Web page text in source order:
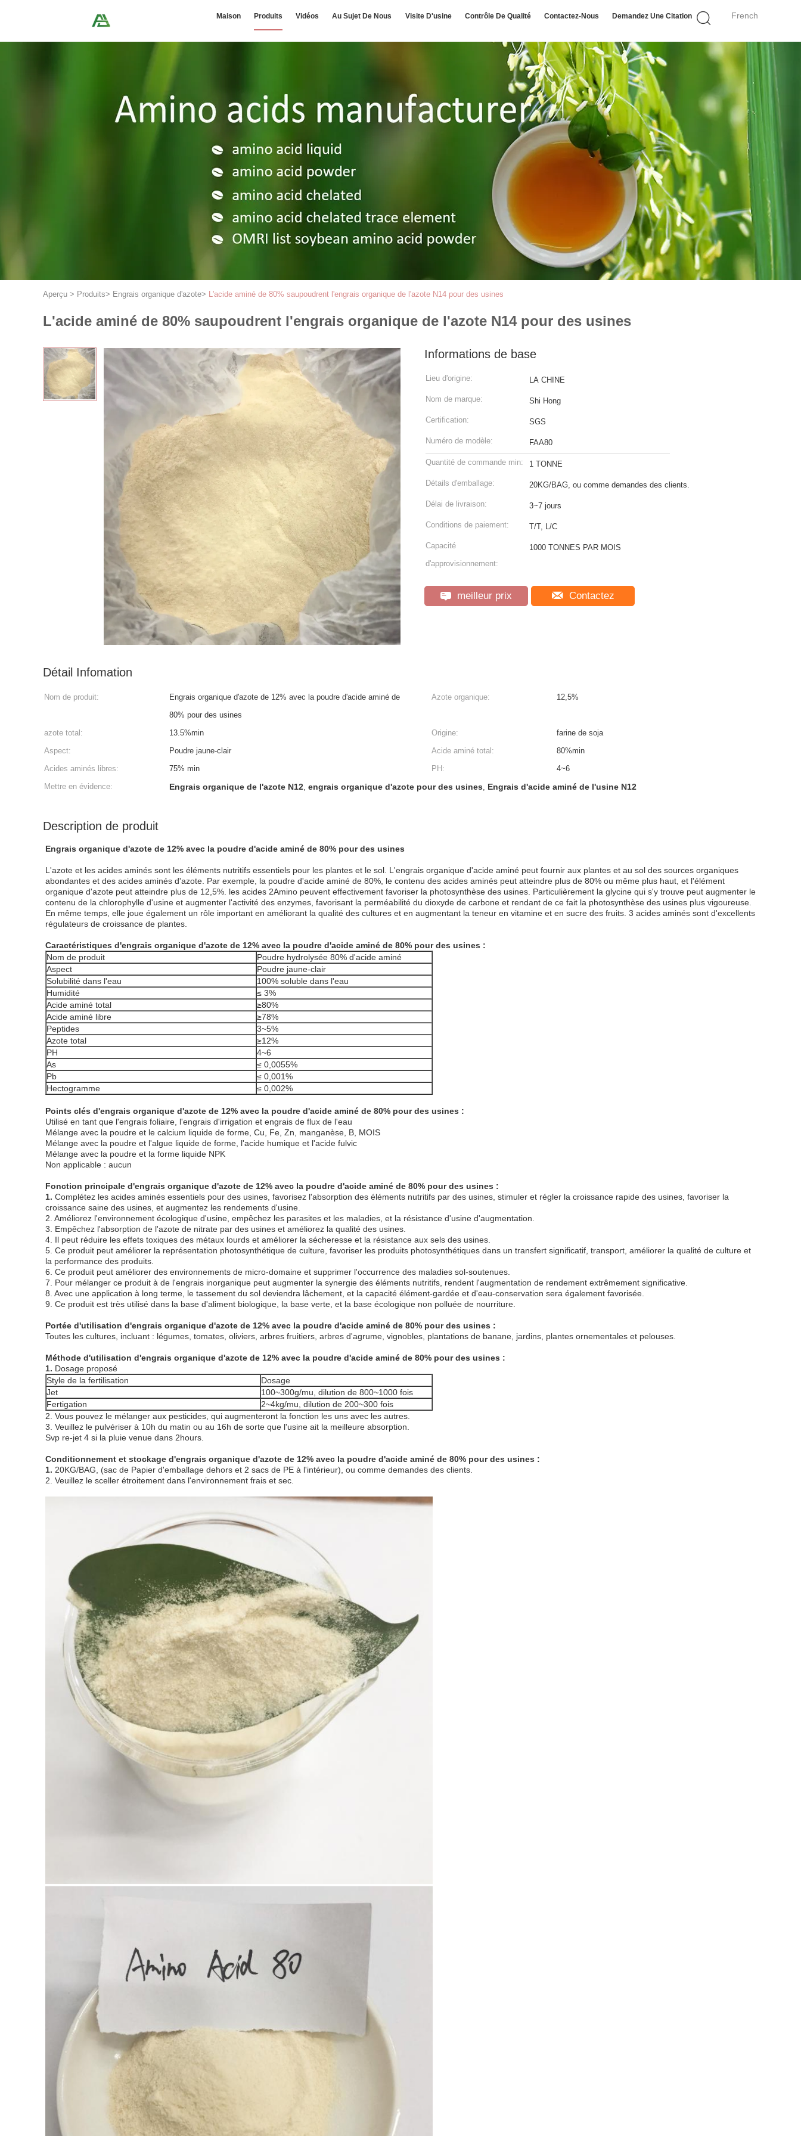
French
Maison Produits Vidéos Au Sujet De Nous Visite D'usine Contrôle De Qualité Contactez-Nous Demandez Une Citation
Aperçu > Produits> Engrais organique d'azote> L'acide aminé de 80% saupoudrent l'engrais organique de l'azote N14 pour des usines
L'acide aminé de 80% saupoudrent l'engrais organique de l'azote N14 pour des usines
Informations de base
Lieu d'origine: LA CHINE
Nom de marque: Shi Hong
Certification: SGS
Numéro de modèle: FAA80
Quantité de commande min: 1 TONNE
Détails d'emballage: 20KG/BAG, ou comme demandes des clients.
Délai de livraison: 3~7 jours
Conditions de paiement: T/T, L/C
Capacité
d'approvisionnement:
1000 TONNES PAR MOIS
meilleur prix Contactez
Détail Infomation
Nom de produit:
Engrais organique d'azote de 12% avec la poudre d'acide aminé de
80% pour des usines
Azote organique: 12,5%
azote total: 13.5%min Origine:
farine de soja
Aspect:
Poudre jaune-clair Acide aminé total:
80%min
Acides aminés libres:
75% min PH:
4~6
Mettre en évidence:
Engrais organique de l'azote N12, engrais organique d'azote pour des usines, Engrais d'acide aminé de l'usine N12
Description de produit
Engrais organique d'azote de 12% avec la poudre d'acide aminé de 80% pour des usines
L'azote et les acides aminés sont les éléments nutritifs essentiels pour les plantes et le sol. L'engrais organique d'acide aminé peut fournir aux plantes et au sol des sources organiques
abondantes et des acides aminés d'azote. Par exemple, la poudre d'acide aminé de 80%, le contenu des acides aminés peut atteindre plus de 80% ou même plus haut, et l'élément
organique d'azote peut atteindre plus de 12,5%. les acides 2Amino peuvent effectivement favoriser la photosynthèse des usines. Particulièrement la glycine qui s'y trouve peut augmenter le
contenu de la chlorophylle d'usine et augmenter l'activité des enzymes, favorisant la perméabilité du dioxyde de carbone et rendant de ce fait la photosynthèse des usines plus vigoureuse.
En même temps, elle joue également un rôle important en améliorant la qualité des cultures et en augmentant la teneur en vitamine et en sucre des fruits. 3 acides aminés sont d'excellents
régulateurs de croissance de plantes.
Caractéristiques d'engrais organique d'azote de 12% avec la poudre d'acide aminé de 80% pour des usines :
Nom de produit
Poudre hydrolysée 80% d'acide aminé
Aspect
Poudre jaune-clair
Solubilité dans l'eau
100% soluble dans l'eau
Humidité
≤ 3%
Acide aminé total
≥80%
Acide aminé libre
≥78%
Peptides
3~5%
Azote total
≥12%
PH
4~6
As
≤ 0,0055%
Pb
≤ 0,001%
Hectogramme
≤ 0,002%
Points clés d'engrais organique d'azote de 12% avec la poudre d'acide aminé de 80% pour des usines :
Utilisé en tant que l'engrais foliaire, l'engrais d'irrigation et engrais de flux de l'eau
Mélange avec la poudre et le calcium liquide de forme, Cu, Fe, Zn, manganèse, B, MOIS
Mélange avec la poudre et l'algue liquide de forme, l'acide humique et l'acide fulvic
Mélange avec la poudre et la forme liquide NPK
Non applicable : aucun
Fonction principale d'engrais organique d'azote de 12% avec la poudre d'acide aminé de 80% pour des usines :
1. Complétez les acides aminés essentiels pour des usines, favorisez l'absorption des éléments nutritifs par des usines, stimuler et régler la croissance rapide des usines, favoriser la
croissance saine des usines, et augmentez les rendements d'usine.
2. Améliorez l'environnement écologique d'usine, empêchez les parasites et les maladies, et la résistance d'usine d'augmentation.
3. Empêchez l'absorption de l'azote de nitrate par des usines et améliorez la qualité des usines.
4. Il peut réduire les effets toxiques des métaux lourds et améliorer la sécheresse et la résistance aux sels des usines.
5. Ce produit peut améliorer la représentation photosynthétique de culture, favoriser les produits photosynthétiques dans un transfert significatif, transport, améliorer la qualité de culture et
la performance des produits.
6. Ce produit peut améliorer des environnements de micro-domaine et supprimer l'occurrence des maladies sol-soutenues.
7. Pour mélanger ce produit à de l'engrais inorganique peut augmenter la synergie des éléments nutritifs, rendent l'augmentation de rendement extrêmement significative.
8. Avec une application à long terme, le tassement du sol deviendra lâchement, et la capacité élément-gardée et d'eau-conservation sera également favorisée.
9. Ce produit est très utilisé dans la base d'aliment biologique, la base verte, et la base écologique non polluée de nourriture.
Portée d'utilisation d'engrais organique d'azote de 12% avec la poudre d'acide aminé de 80% pour des usines :
Toutes les cultures, incluant : légumes, tomates, oliviers, arbres fruitiers, arbres d'agrume, vignobles, plantations de banane, jardins, plantes ornementales et pelouses.
Méthode d'utilisation d'engrais organique d'azote de 12% avec la poudre d'acide aminé de 80% pour des usines :
1. Dosage proposé
Style de la fertilisation
Dosage
Jet
100~300g/mu, dilution de 800~1000 fois
Fertigation
2~4kg/mu, dilution de 200~300 fois
2. Vous pouvez le mélanger aux pesticides, qui augmenteront la fonction les uns avec les autres.
3. Veuillez le pulvériser à 10h du matin ou au 16h de sorte que l'usine ait la meilleure absorption.
Svp re-jet 4 si la pluie venue dans 2hours.
Conditionnement et stockage d'engrais organique d'azote de 12% avec la poudre d'acide aminé de 80% pour des usines :
1. 20KG/BAG, (sac de Papier d'emballage dehors et 2 sacs de PE à l'intérieur), ou comme demandes des clients.
2. Veuillez le sceller étroitement dans l'environnement frais et sec.